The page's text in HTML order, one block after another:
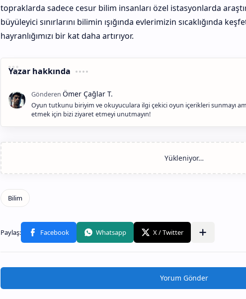
topraklarda sadece cesur bilim insanları özel istasyonlarda
büyüleyici sınırlarını bilimin ışığında evlerimizin sıcaklığında
hayranlığımızı bir kat daha artırıyor.
Yazar hakkında
Oyun tutkunu biriyim ve okuyuculara ilgi çekici oyun içerikleri sunmayı
etmek için bizi ziyaret etmeyi unutmayın!
Yorum Gönder